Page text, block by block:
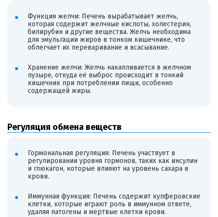
Функция желчи: Печень вырабатывает желчь,
которая содержит желчные кислоты, холестерин,
билирубин и другие вещества. Желчь необходима
для эмульгации жиров в тонком кишечнике, что
облегчает их переваривание и всасывание.
Хранение желчи: Желчь накапливается в желчном
пузыре, откуда её выброс происходит в тонкий
кишечник при потреблении пищи, особенно
содержащей жиры.
Регуляция обмена веществ
Гормональная регуляция: Печень участвует в
регулировании уровня гормонов, таких как инсулин
и глюкагон, которые влияют на уровень сахара в
крови.
Иммунная функция: Печень содержит купферовские
клетки, которые играют роль в иммунном ответе,
удаляя патогены и мертвые клетки крови.